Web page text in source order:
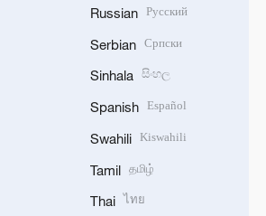
Russian Русский
Serbian Српски
Sinhala සිංහල
Spanish Español
Swahili Kiswahili
Tamil தமிழ்
Thai ไทย